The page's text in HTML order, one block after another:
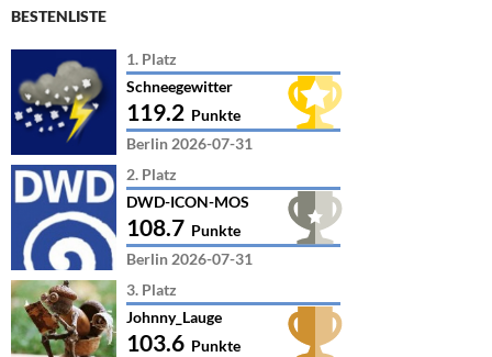
BESTENLISTE
1. Platz
Schneegewitter
119.2 Punkte
Berlin 2026-07-31
2. Platz
DWD-ICON-MOS
108.7 Punkte
Berlin 2026-07-31
3. Platz
Johnny_Lauge
103.6 Punkte